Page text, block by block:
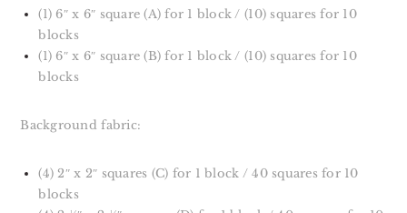
(1) 6″ x 6″ square (A) for 1 block / (10) squares for 10
blocks
(1) 6″ x 6″ square (B) for 1 block / (10) squares for 10
blocks
Background fabric:
(4) 2″ x 2″ squares (C) for 1 block / 40 squares for 10
blocks